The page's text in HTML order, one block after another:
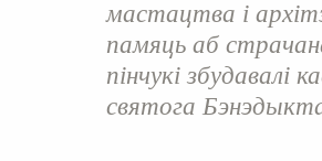
мастацтва і
памяць аб
пінчукі збудавалі
святога